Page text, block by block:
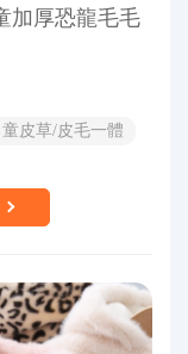
加厚恐龍毛毛
童皮草/皮毛一體